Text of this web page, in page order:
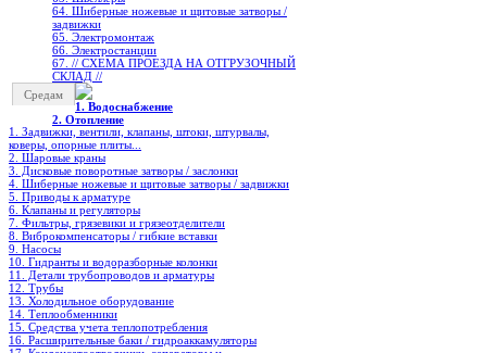
64. Шиберные ножевые и щитовые затворы /
задвижки
65. Электромонтаж
66. Электростанции
67. // СХЕМА ПРОЕЗДА НА ОТГРУЗОЧНЫЙ
СКЛАД //
Средам
1. Водоснабжение
2. Отопление
1. Задвижки, вентили, клапаны, штоки, штурвалы,
коверы, опорные плиты...
2. Шаровые краны
3. Дисковые поворотные затворы / заслонки
4. Шиберные ножевые и щитовые затворы / задвижки
5. Приводы к арматуре
6. Клапаны и регуляторы
7. Фильтры, грязевики и грязеотделители
8. Виброкомпенсаторы / гибкие вставки
9. Насосы
10. Гидранты и водоразборные колонки
11. Детали трубопроводов и арматуры
12. Трубы
13. Холодильное oборудование
14. Теплообменники
15. Средства учета теплопотребления
16. Расширительные баки / гидроаккамуляторы